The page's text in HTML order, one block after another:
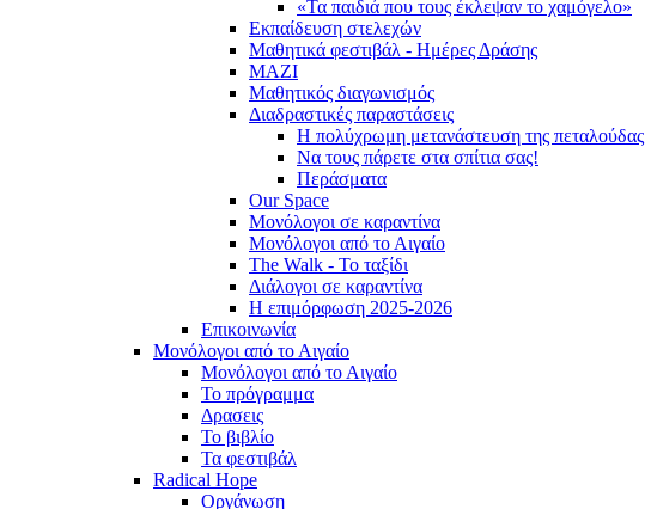
«Τα παιδιά που τους έκλεψαν το χαμόγελο»
Εκπαίδευση στελεχών
Μαθητικά φεστιβάλ - Ημέρες Δράσης
ΜΑΖΙ
Μαθητικός διαγωνισμός
Διαδραστικές παραστάσεις
Η πολύχρωμη μετανάστευση της πεταλούδας
Να τους πάρετε στα σπίτια σας!
Περάσματα
Our Space
Μονόλογοι σε καραντίνα
Μονόλογοι από το Αιγαίο
The Walk - Το ταξίδι
Διάλογοι σε καραντίνα
Η επιμόρφωση 2025-2026
Επικοινωνία
Μονόλογοι από το Αιγαίο
Μονόλογοι από το Αιγαίο
Το πρόγραμμα
Δρασεις
Το βιβλίο
Τα φεστιβάλ
Radical Hope
Οργάνωση